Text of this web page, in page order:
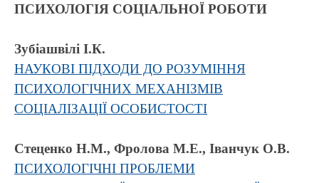
ПСИХОЛОГІЯ СОЦІАЛЬНОЇ РОБОТИ
Зубіашвілі І.К.
НАУКОВІ ПІДХОДИ ДО РОЗУМІННЯ
ПСИХОЛОГІЧНИХ МЕХАНІЗМІВ
СОЦІАЛІЗАЦІЇ ОСОБИСТОСТІ
Стеценко Н.М., Фролова М.Е., Іванчук О.В.
ПСИХОЛОГІЧНІ ПРОБЛЕМИ